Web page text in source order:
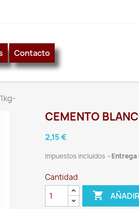
Contacto
CEMENTO
2,15 €
Impuestos incluidos Entrega
Cantidad
